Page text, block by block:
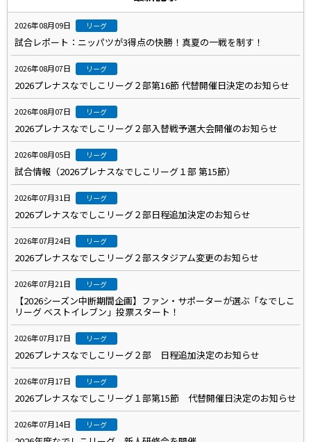
2026年08月09日 リーグ
試合レポート：ニッパツが3得点の快勝！真夏の一戦を制す！
2026年08月07日 リーグ
2026プレナスなでしこリーグ２部第16節 代替開催日決定のお知らせ
2026年08月07日 リーグ
2026プレナスなでしこリーグ２部入替戦予選大会開催のお知らせ
2026年08月05日 リーグ
試合情報（2026プレナスなでしこリーグ１部 第15節）
2026年07月31日 リーグ
2026プレナスなでしこリーグ２部日程追加決定のお知らせ
2026年07月24日 リーグ
2026プレナスなでしこリーグ２部スタジアム変更のお知らせ
2026年07月21日 リーグ
【2026シーズン中断期間企画】ファン・サポーターが選ぶ「なでしこ
リーグ ベストイレブン」投票スタート！
2026年07月17日 リーグ
2026プレナスなでしこリーグ２部 日程追加決定のお知らせ
2026年07月17日 リーグ
2026プレナスなでしこリーグ１部第15節 代替開催日決定のお知らせ
2026年07月14日 リーグ